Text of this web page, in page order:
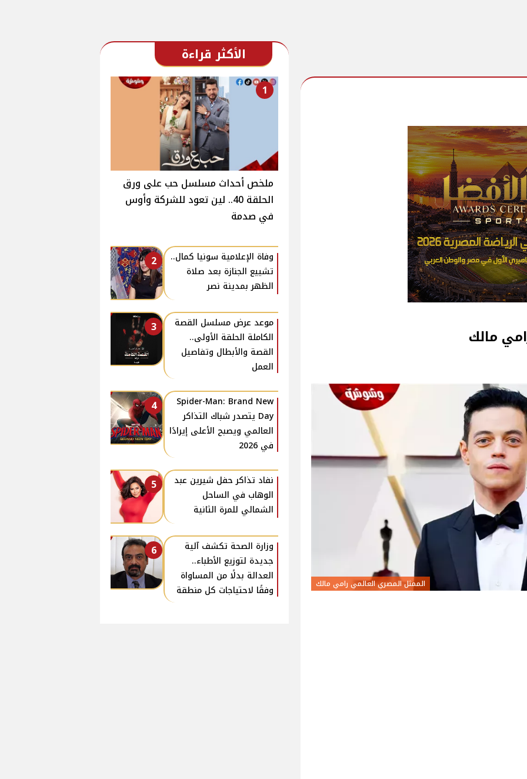
مالك
الممثل المصري العالمي رامي مالك
الأكثر قراءة
1
ملخص أحداث مسلسل حب على ورق
الحلقة 40.. لين تعود للشركة وأوس
في صدمة
2
وفاة الإعلامية سونيا كمال..
تشييع الجنازة بعد صلاة
الظهر بمدينة نصر
3
موعد عرض مسلسل القصة
الكاملة الحلقة الأولى..
القصة والأبطال وتفاصيل
العمل
4
Spider-Man: Brand New
Day يتصدر شباك التذاكر
العالمي ويصبح الأعلى إيرادًا
في 2026
5
نفاد تذاكر حفل شيرين عبد
الوهاب في الساحل
الشمالي للمرة الثانية
6
وزارة الصحة تكشف آلية
جديدة لتوزيع الأطباء..
العدالة بدلًا من المساواة
وفقًا لاحتياجات كل منطقة